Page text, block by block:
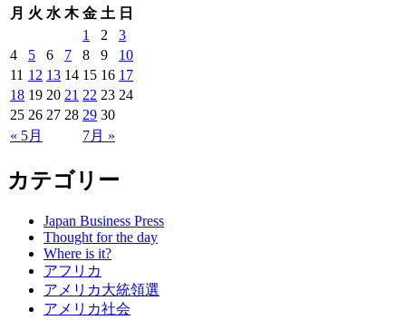
月 火 水 木 金 土 日
« 5月 7月 »
1 2
3
4
5 6 7 8 9
10
11 12 13 14 15 16 17
18 19 20 21 22 23 24
25 26 27 28 29 30
カテゴリー
Japan Business Press
Thought for the day
Where is it?
アフリカ
アメリカ大統領選
アメリカ社会